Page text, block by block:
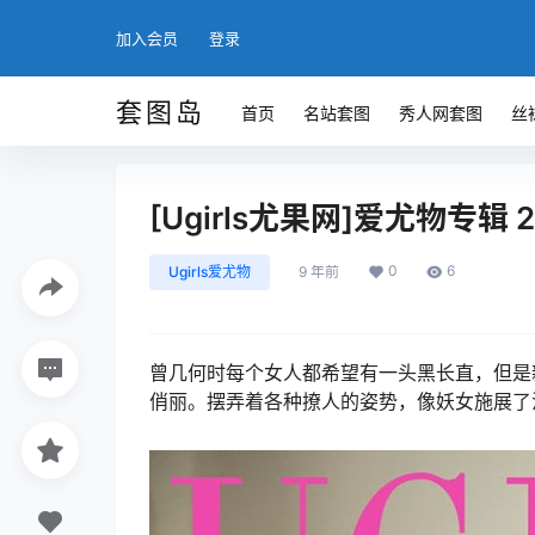
加入会员 登录
套图岛 首页 名站套图 秀人网套图 丝
[Ugirls尤果网]爱尤物专辑
Ugirls爱尤物 9 年前 0 6
曾几何时每个女人都希望有一头黑长直，但
俏丽。摆弄着各种撩人的姿势，像妖女施展